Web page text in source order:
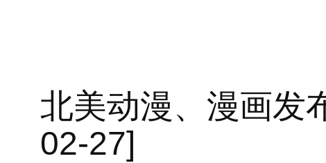
北美动漫、漫画发
02-27]